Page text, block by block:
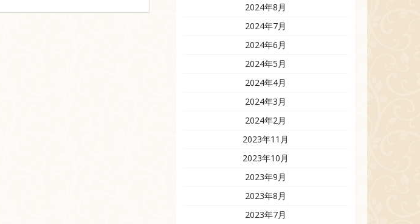
2024年8月
2024年7月
2024年6月
2024年5月
2024年4月
2024年3月
2024年2月
2023年11月
2023年10月
2023年9月
2023年8月
2023年7月